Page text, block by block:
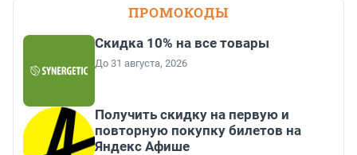
ПРОМОКОДЫ
Скидка 10% на все товары
До 31 августа, 2026
Получить скидку на первую и
повторную покупку билетов на
Яндекс Афише